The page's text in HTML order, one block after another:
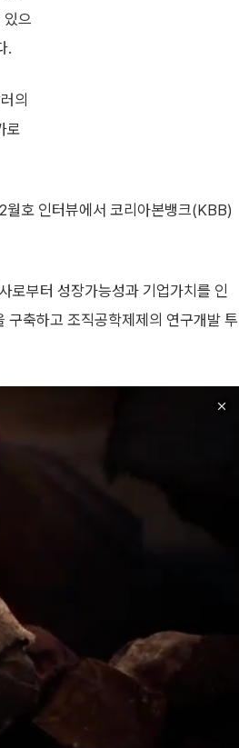
으
.
의
로
호 인터뷰에서 코리아본뱅크(KBB)
로부터 성장가능성과 기업가치를 인
구축하고 조직공학제제의 연구개발 투